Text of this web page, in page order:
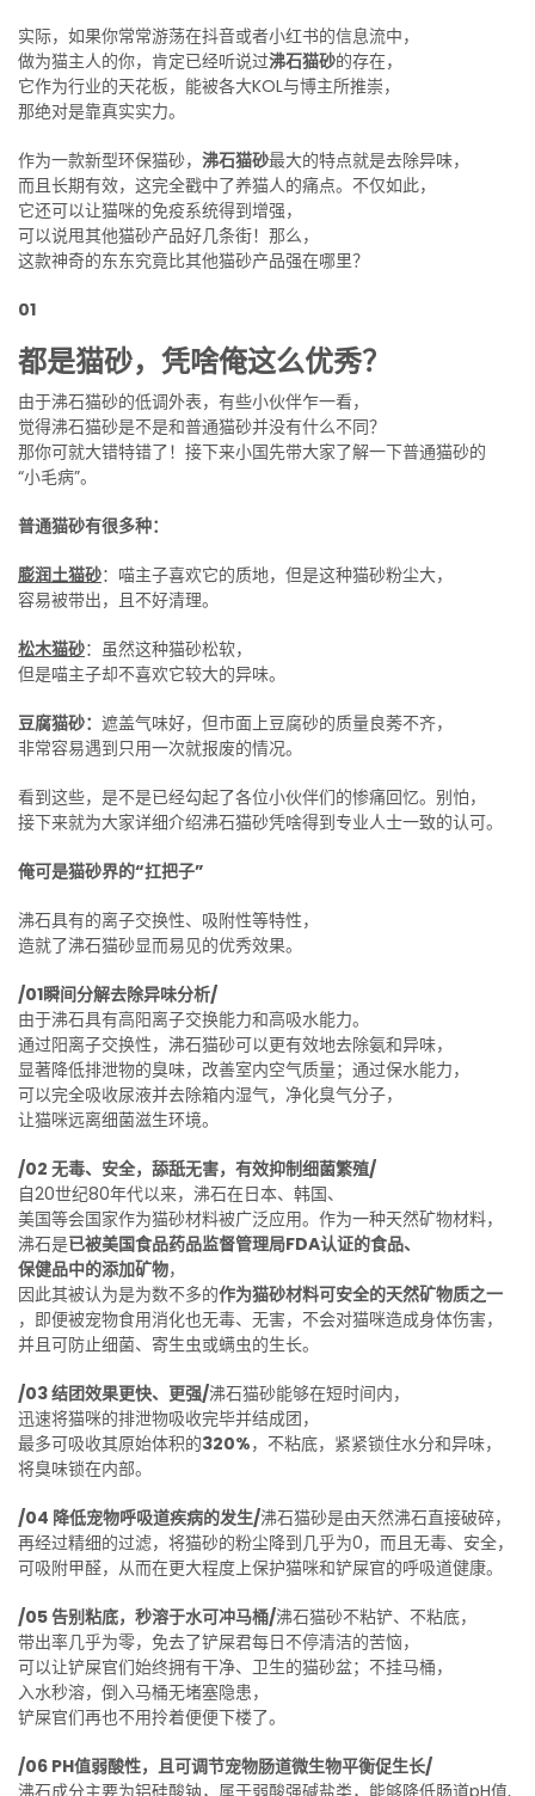
实际，如果你常常游荡在抖音或者小红书的信息流中，
做为猫主人的你，肯定已经听说过沸石猫砂的存在，
它作为行业的天花板，能被各大KOL与博主所推崇，
那绝对是靠真实实力。
作为一款新型环保猫砂， 沸石猫砂最大的特点就是去除异味，
而且长期有效，这完全戳中了养猫人的痛点。不仅如此，
它还可以让猫咪的免疫系统得到增强，
可以说甩其他猫砂产品好几条街！那么，
这款神奇的东东究竟比其他猫砂产品强在哪里？
01
都是猫砂，凭啥俺这么优秀？
由于沸石猫砂的低调外表，有些小伙伴乍一看，
觉得沸石猫砂是不是和普通猫砂并没有什么不同？
那你可就大错特错了！接下来小国先带大家了解一下普通猫砂的
“小毛病”。
普通猫砂有很多种：
膨润土猫砂：喵主子喜欢它的质地，但是这种猫砂粉尘大，
容易被带出，且不好清理。
松木猫砂：虽然这种猫砂松软，
但是喵主子却不喜欢它较大的异味。
豆腐猫砂： 遮盖气味好，但市面上豆腐砂的质量良莠不齐，
非常容易遇到只用一次就报废的情况。
看到这些，是不是已经勾起了各位小伙伴们的惨痛回忆。别怕，
接下来就为大家详细介绍沸石猫砂凭啥得到专业人士一致的认可。
俺可是猫砂界的“扛把子”
沸石具有的离子交换性、吸附性等特性，
造就了沸石猫砂显而易见的优秀效果。
/01瞬间分解去除异味分析/
由于沸石具有高阳离子交换能力和高吸水能力。
通过阳离子交换性，沸石猫砂可以更有效地去除氨和异味，
显著降低排泄物的臭味，改善室内空气质量；通过保水能力，
可以完全吸收尿液并去除箱内湿气，净化臭气分子，
让猫咪远离细菌滋生环境。
/02 无毒、安全，舔舐无害，有效抑制细菌繁殖/
自20世纪80年代以来，沸石在日本、韩国、
美国等会国家作为猫砂材料被广泛应用。作为一种天然矿物材料，
沸石是已被美国食品药品监督管理局FDA认证的食品、
保健品中的添加矿物，
因此其被认为是为数不多的作为猫砂材料可安全的天然矿物质之一
，即便被宠物食用消化也无毒、无害，不会对猫咪造成身体伤害，
并且可防止细菌、寄生虫或螨虫的生长。
/03 结团效果更快、更强/沸石猫砂能够在短时间内，
迅速将猫咪的排泄物吸收完毕并结成团，
最多可吸收其原始体积的320%，不粘底，紧紧锁住水分和异味，
将臭味锁在内部。
/04 降低宠物呼吸道疾病的发生/沸石猫砂是由天然沸石直接破碎，
再经过精细的过滤，将猫砂的粉尘降到几乎为0，而且无毒、安全，
可吸附甲醛，从而在更大程度上保护猫咪和铲屎官的呼吸道健康。
/05 告别粘底，秒溶于水可冲马桶/沸石猫砂不粘铲、不粘底，
带出率几乎为零，免去了铲屎君每日不停清洁的苦恼，
可以让铲屎官们始终拥有干净、卫生的猫砂盆；不挂马桶，
入水秒溶，倒入马桶无堵塞隐患，
铲屎官们再也不用拎着便便下楼了。
/06 PH值弱酸性，且可调节宠物肠道微生物平衡促生长/
沸石成分主要为铝硅酸钠，属于弱酸强碱盐类，能够降低肠道pH值,